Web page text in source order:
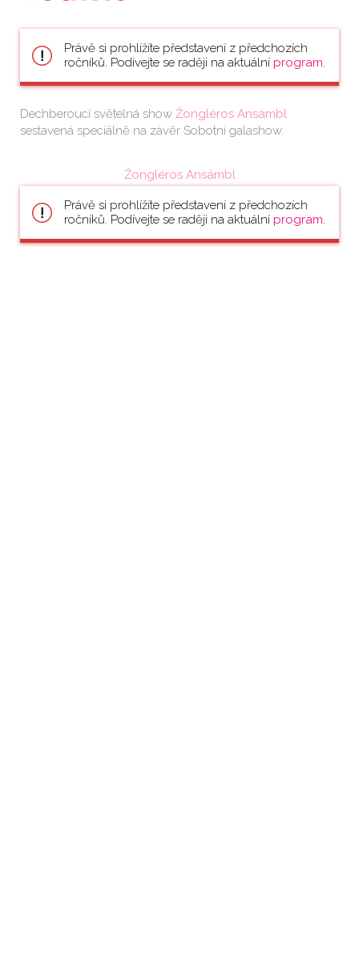
Právě si prohlížíte představení z předchozích
ročníků. Podívejte se raději na aktuální program.
Dechberoucí světelná show Žongléros Ansámbl
sestavená speciálně na závěr Sobotní galashow.
Žongléros Ansámbl
Právě si prohlížíte představení z předchozích
ročníků. Podívejte se raději na aktuální program.